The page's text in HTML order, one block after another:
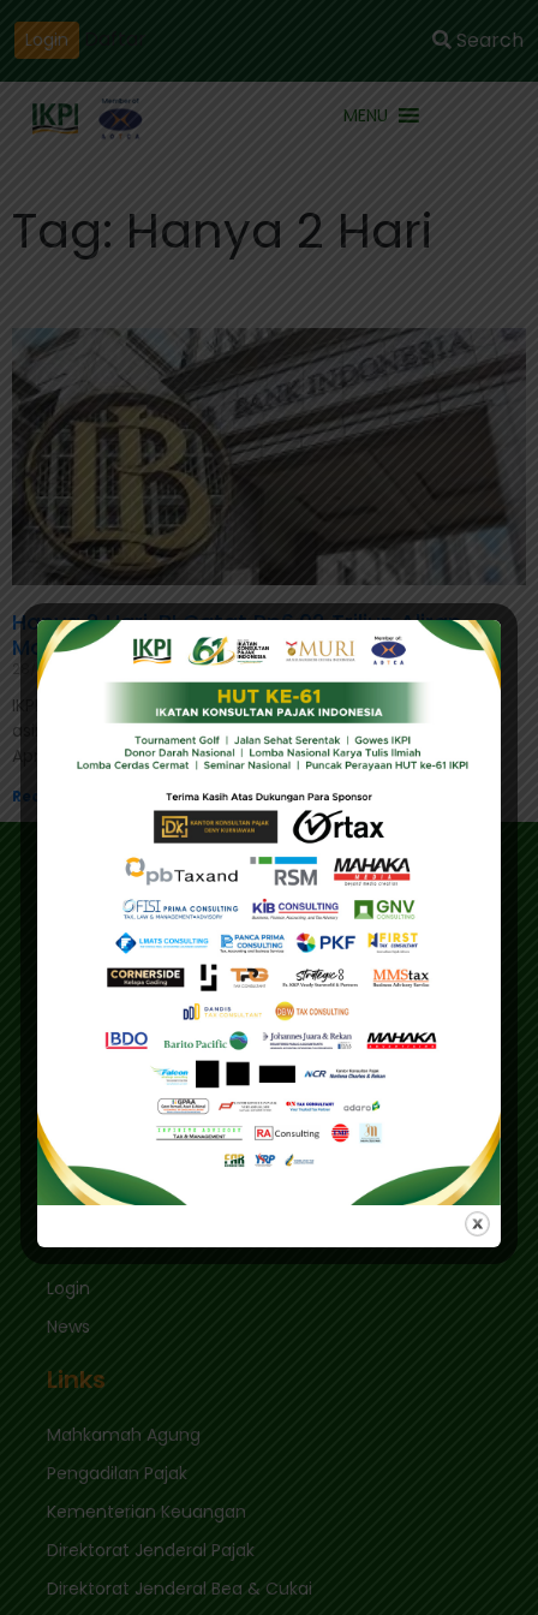
Login Search
MENU
Tag: Hanya 2 Hari
Hanya 2 Hari, BI Catat Rp6,02 Triliun Aliran
Modal Asing Masuk RI
28/04/2023
IKPI, Jakarta: Bank Indonesia (BI) mencatat aliran modal
asing masuk ke RI sebesar Rp6,02 triliun sepanjang 26-27
April 2023. Modal itu masuk melalui pembelian surat
Read More »
Address
Main Office
Gedung IKPI, Jl. Condet Pejaten No. 3B
Pejaten Barat - Pasar Minggu
Jakarta Selatan 12510
Education Center
Graha Mas Fatmawati Blok B4-5 Cipete Utara,
Kec. Keb. Baru Jl. Fatmawati Raya
Jakarta Selatan 12410
sekretariat@ikpi.or.id
Login
News
Links
Mahkamah Agung
Pengadilan Pajak
Kementerian Keuangan
Direktorat Jenderal Pajak
Direktorat Jenderal Bea & Cukai